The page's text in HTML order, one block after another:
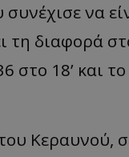
να
τη διαφορά
18’ και το
Κεραυνού,